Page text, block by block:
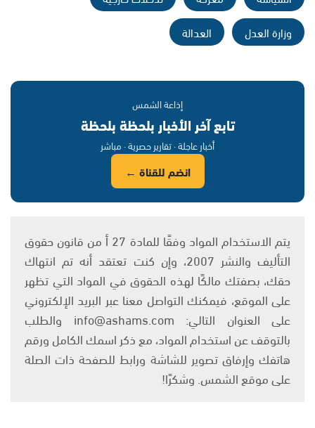
وزارة العدل
العدالة
إذاعة الشمس
تابع آخر الأخبار بلحظة بلحظة
أخبار عاجلة · تقارير حصرية · مباشر
انضم للقناة ←
يتم الاستخدام المواد وفقًا للمادة 27 أ من قانون حقوق
التأليف والنشر 2007، وإن كنت تعتقد أنه تم انتهاك
حقك، بصفتك مالكًا لهذه الحقوق في المواد التي تظهر
على الموقع، فيمكنك التواصل معنا عبر البريد الإلكتروني
على العنوان التالي: info@ashams.com والطلب
بالتوقف عن استخدام المواد، مع ذكر اسمك الكامل ورقم
هاتفك وإرفاق تصوير للشاشة ورابط للصفحة ذات الصلة
على موقع الشمس. وشكرًا!